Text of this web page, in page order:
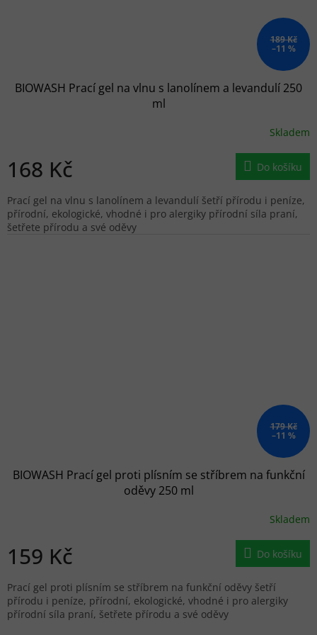
189 Kč
–11 %
BIOWASH Prací gel na vlnu s lanolínem a levandulí 250
ml
Skladem
168 Kč Do košíku
Prací gel na vlnu s lanolínem a levandulí šetří přírodu i peníze,
přírodní, ekologické, vhodné i pro alergiky přírodní síla praní,
šetřete přírodu a své oděvy
179 Kč
–11 %
BIOWASH Prací gel proti plísním se stříbrem na funkční
oděvy 250 ml
Skladem
159 Kč Do košíku
Prací gel proti plísním se stříbrem na funkční oděvy šetří
přírodu i peníze, přírodní, ekologické, vhodné i pro alergiky
přírodní síla praní, šetřete přírodu a své oděvy